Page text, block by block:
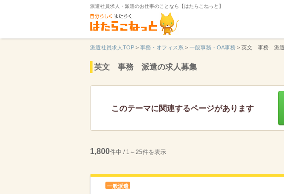
派遣社員求人・派遣のお仕事のことなら【はたらこねっと】
派遣社員求人TOP > 事務・オフィス系 > 一般事務・OA事務 > 英文 事務 派遣
英文 事務 派遣の求人募集
このテーマに関連するページがあります
1,800件中 / 1～25件を表示
一般派遣